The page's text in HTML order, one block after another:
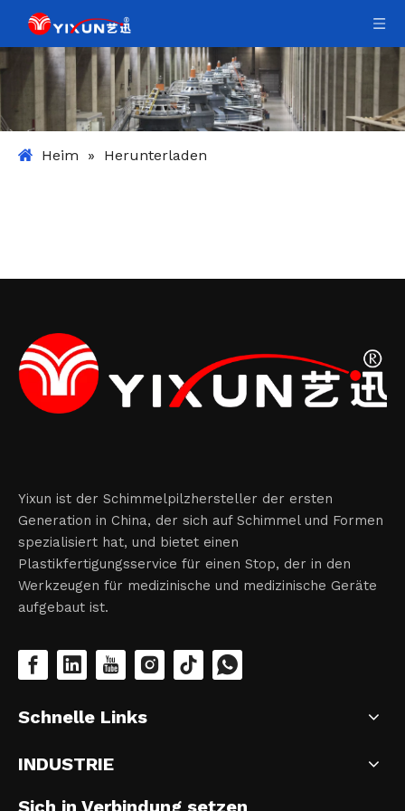
Heim » Herunterladen
Yixun ist der Schimmelpilzhersteller der ersten
Generation in China, der sich auf Schimmel und Formen
spezialisiert hat, und bietet einen
Plastikfertigungsservice für einen Stop, der in den
Werkzeugen für medizinische und medizinische Geräte
aufgebaut ist.
Schnelle Links
INDUSTRIE
Sich in Verbindung setzen